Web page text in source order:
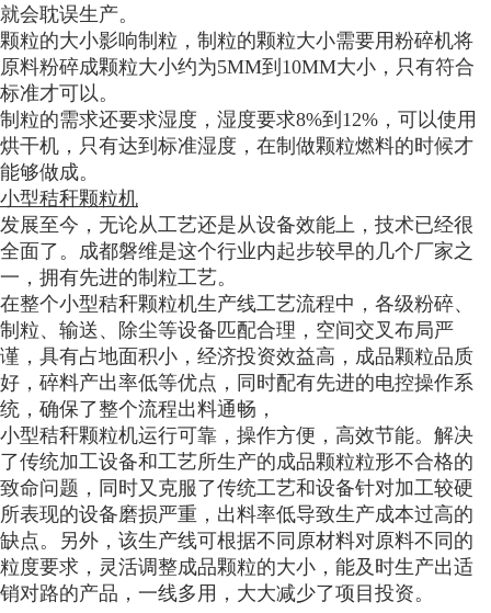
就会耽误生产。
颗粒的大小影响制粒，制粒的颗粒大小需要用粉碎机将
原料粉碎成颗粒大小约为5MM到10MM大小，只有符合
标准才可以。
制粒的需求还要求湿度，湿度要求8%到12%，可以使用
烘干机，只有达到标准湿度，在制做颗粒燃料的时候才
能够做成。
小型秸秆颗粒机
发展至今，无论从工艺还是从设备效能上，技术已经很
全面了。成都磐维是这个行业内起步较早的几个厂家之
一，拥有先进的制粒工艺。
在整个小型秸秆颗粒机生产线工艺流程中，各级粉碎、
制粒、输送、除尘等设备匹配合理，空间交叉布局严
谨，具有占地面积小，经济投资效益高，成品颗粒品质
好，碎料产出率低等优点，同时配有先进的电控操作系
统，确保了整个流程出料通畅，
小型秸秆颗粒机运行可靠，操作方便，高效节能。解决
了传统加工设备和工艺所生产的成品颗粒粒形不合格的
致命问题，同时又克服了传统工艺和设备针对加工较硬
所表现的设备磨损严重，出料率低导致生产成本过高的
缺点。另外，该生产线可根据不同原材料对原料不同的
粒度要求，灵活调整成品颗粒的大小，能及时生产出适
销对路的产品，一线多用，大大减少了项目投资。